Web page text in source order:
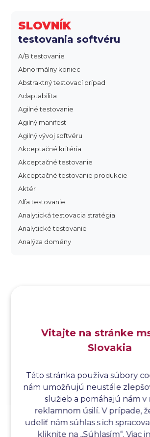
SLOVNÍK
testovania softvéru
A/B testovanie
Abnormálny koniec
Abstraktný testovací prípad
Adaptabilita
Agilné testovanie
Agilný manifest
Agilný vývoj softvéru
Akceptačné kritéria
Akceptačné testovanie
Akceptačné testovanie produkcie
Aktér
Alfa testovanie
Analytická testovacia stratégia
Analytické testovanie
Analýza domény
Analýza príčin a následkov
Analýza spôsobu a následkov zlyhania
Analýza stromu chýb
Analýza stromu chýb softvéru
Analýza testovacieho bodu
Analýza toku riadenia
Vitajte na stránke
Slovakia
Táto stránka používa súbory
nám umožňujú neustále
služieb a pomáhajú nám v
reklamnom úsilí. V prípade,
udeliť nám súhlas s ich
kliknite na ,,Súhlasím“. Viac